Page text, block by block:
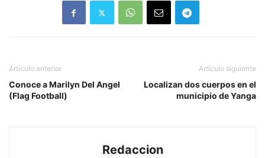
Artículo anterior
Conoce a Marilyn Del Angel
(Flag Football)
Artículo siguiente
Localizan dos cuerpos en el
municipio de Yanga
Redaccion